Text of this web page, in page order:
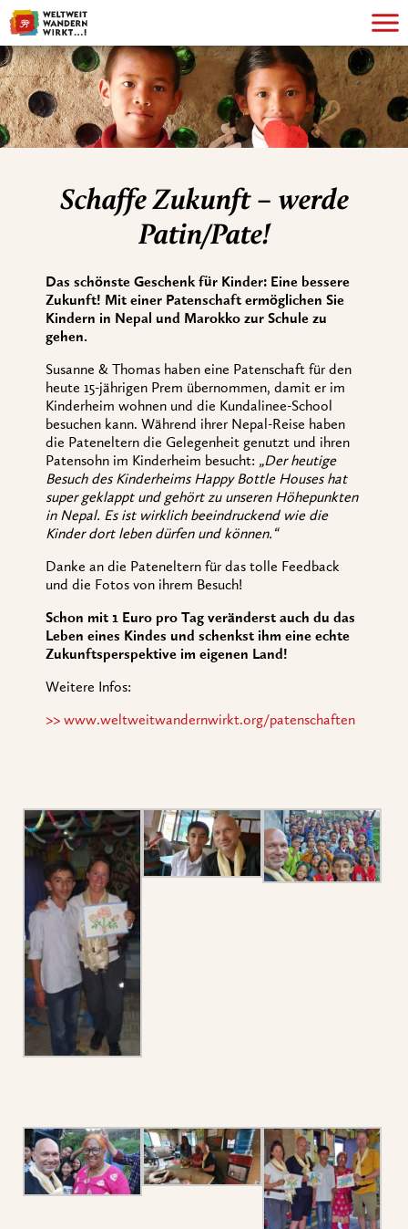
Schaffe Zukunft – werde
Patin/Pate!
Das schönste Geschenk für Kinder: Eine bessere
Zukunft! Mit einer Patenschaft ermöglichen Sie
Kindern in Nepal und Marokko zur Schule zu
gehen.
Susanne & Thomas haben eine Patenschaft für den
heute 15-jährigen Prem übernommen, damit er im
Kinderheim wohnen und die Kundalinee-School
besuchen kann. Während ihrer Nepal-Reise haben
die Pateneltern die Gelegenheit genutzt und ihren
Patensohn im Kinderheim besucht: „Der heutige
Besuch des Kinderheims Happy Bottle Houses hat
super geklappt und gehört zu unseren Höhepunkten
in Nepal. Es ist wirklich beeindruckend wie die
Kinder dort leben dürfen und können.“
Danke an die Pateneltern für das tolle Feedback
und die Fotos von ihrem Besuch!
Schon mit 1 Euro pro Tag veränderst auch du das
Leben eines Kindes und schenkst ihm eine echte
Zukunftsperspektive im eigenen Land!
Weitere Infos:
>> www.weltweitwandernwirkt.org/patenschaften